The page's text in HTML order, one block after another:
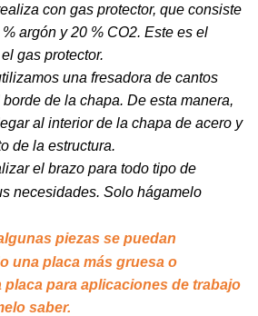
con gas protector, que consiste
argón y 20 % CO2. Este es el
gas protector.
una fresadora de cantos
de la chapa. De esta manera,
al interior de la chapa de acero y
de la estructura.
el brazo para todo tipo de
necesidades. Solo hágamelo
piezas se puedan
una placa más gruesa o
para aplicaciones de trabajo
saber.